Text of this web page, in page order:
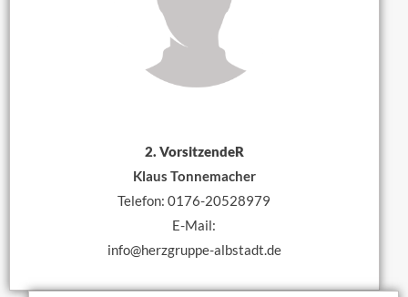
2. VorsitzendeR
Klaus Tonnemacher
Telefon: 0176-20528979
E-Mail:
info@herzgruppe-albstadt.de